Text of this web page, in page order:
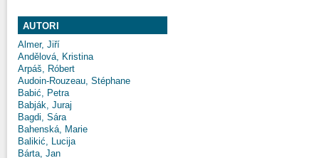
AUTORI
Almer, Jiří
Andělová, Kristina
Arpáš, Róbert
Audoin-Rouzeau, Stéphane
Babić, Petra
Babják, Juraj
Bagdi, Sára
Bahenská, Marie
Balikić, Lucija
Bárta, Jan